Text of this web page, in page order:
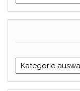
Kategorien